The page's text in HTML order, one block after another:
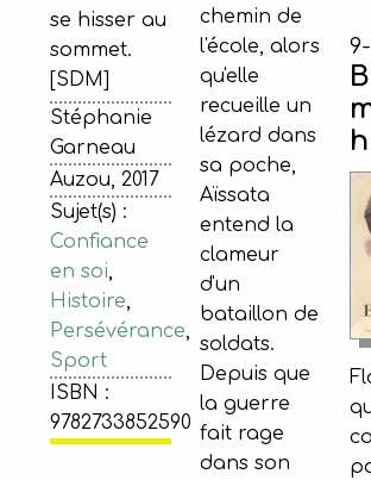
se hisser au
sommet.
[SDM]
Stéphanie
Garneau
Auzou, 2017
Sujet(s) :
Confiance
en soi,
Histoire,
Persévérance,
Sport
ISBN :
9782733852590
chemin de
l'école, alors
qu'elle
recueille un
lézard dans
sa poche,
Aïssata
entend la
clameur
d'un
bataillon de
soldats.
Depuis que
la guerre
fait rage
dans son